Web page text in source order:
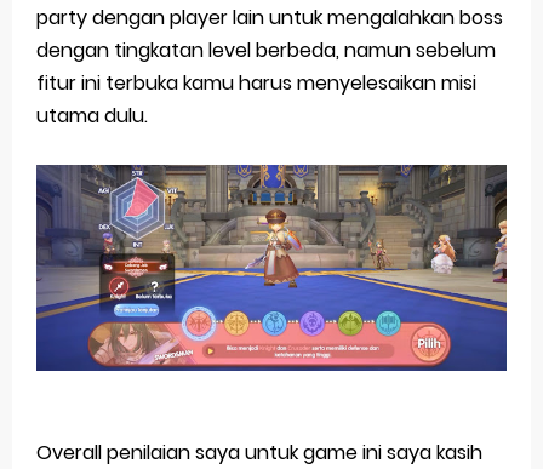
party dengan player lain untuk mengalahkan boss
dengan tingkatan level berbeda, namun sebelum
fitur ini terbuka kamu harus menyelesaikan misi
utama dulu.
Overall penilaian saya untuk game ini saya kasih